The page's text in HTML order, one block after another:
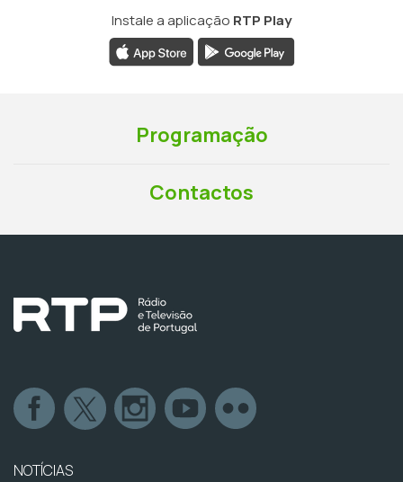
Instale a aplicação RTP Play
Programação
Contactos
NOTÍCIAS